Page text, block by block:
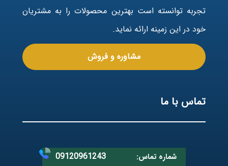
تجربه توانسته است بهترین محصولات را به مشتریان
خود در این زمینه ارائه نماید.
مشاوره و فروش
تماس با ما
شماره تماس: 09120961243